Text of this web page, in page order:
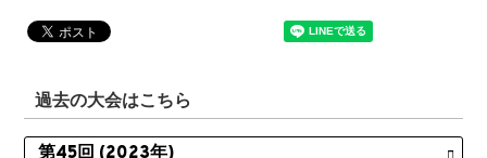
過去の大会はこちら